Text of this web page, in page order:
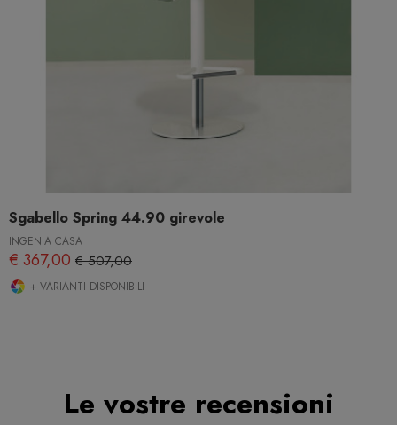
Sgabello Spring 44.90 girevole
INGENIA CASA
€ 367,00 € 507,00
+ VARIANTI DISPONIBILI
Le vostre recensioni